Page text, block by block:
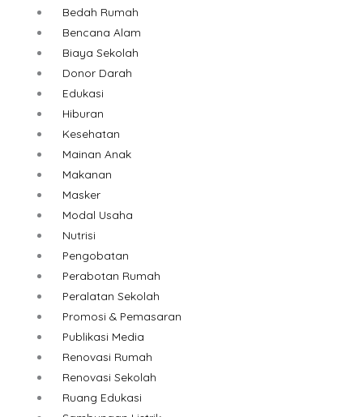
Bedah Rumah
Bencana Alam
Biaya Sekolah
Donor Darah
Edukasi
Hiburan
Kesehatan
Mainan Anak
Makanan
Masker
Modal Usaha
Nutrisi
Pengobatan
Perabotan Rumah
Peralatan Sekolah
Promosi & Pemasaran
Publikasi Media
Renovasi Rumah
Renovasi Sekolah
Ruang Edukasi